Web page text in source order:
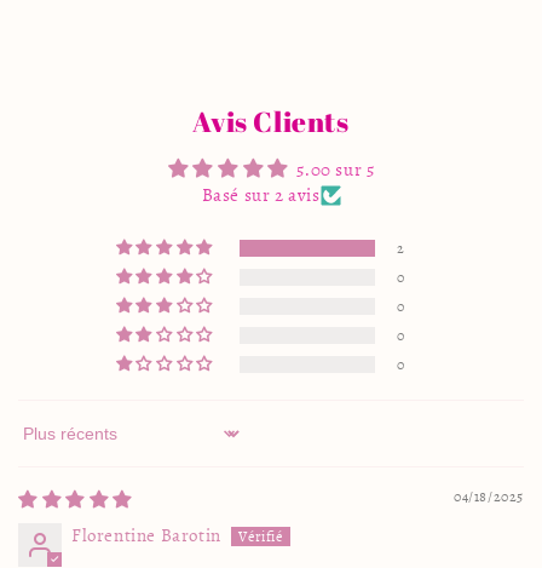
Avis Clients
5.00 sur 5
Basé sur 2 avis
2
0
0
0
0
Sort by
04/18/2025
Florentine Barotin